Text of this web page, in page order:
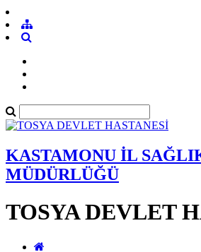
KASTAMONU İL
MÜDÜRLÜĞÜ
TOSYA DEVLET